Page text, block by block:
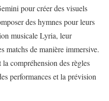
pour créer des visuels
des hymnes pour leurs
musicale Lyria, leur
matchs de manière immersive.
compréhension des règles
performances et la prévision